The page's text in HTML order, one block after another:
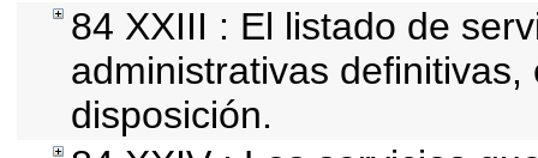
84 XXIII : El listado de
administrativas
disposición.